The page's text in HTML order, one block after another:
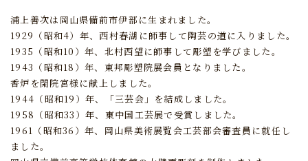
浦上善次は岡山県備前市伊部に生まれました。
1929（昭和4）年、西村春湖に師事して陶芸の道に入りました。
1935（昭和10）年、北村西望に師事して彫塑を学びました。
1943（昭和18）年、東邦彫塑院展会員となりました。
香炉を閑院宮様に献上しました。
1944（昭和19）年、「三芸会」を結成しました。
1958（昭和33）年、東中国工芸展で受賞しました。
1961（昭和36）年、岡山県美術展覧会工芸部会審査員に就任し
ました。